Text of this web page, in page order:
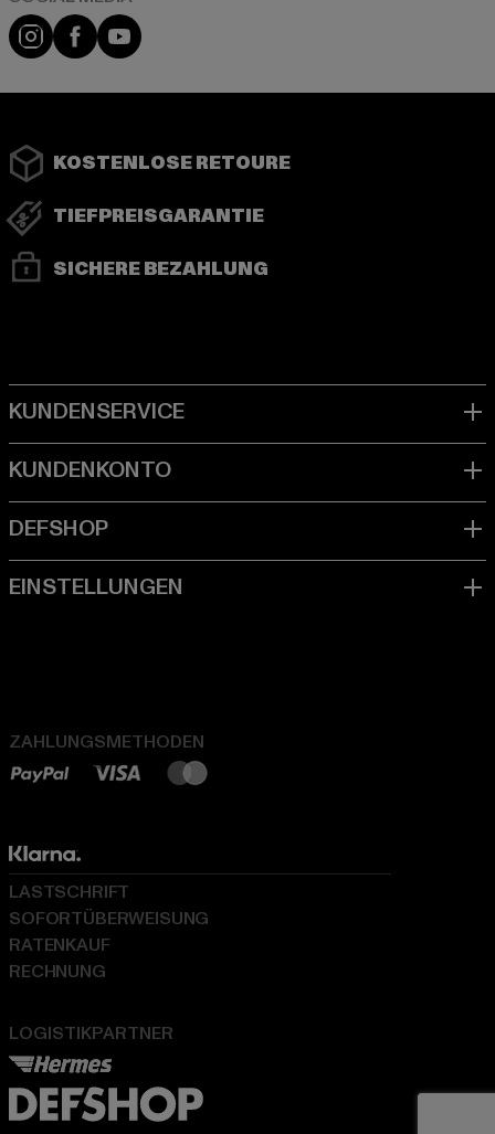
Instagram
FacebookYouTube
KOSTENLOSE RETOURE
TIEFPREISGARANTIE
SICHERE BEZAHLUNG
ZAHLUNGSMETHODEN
LOGISTIKPARTNER
LASTSCHRIFT
SOFORTÜBERWEISUNG
RATENKAUF
RECHNUNG